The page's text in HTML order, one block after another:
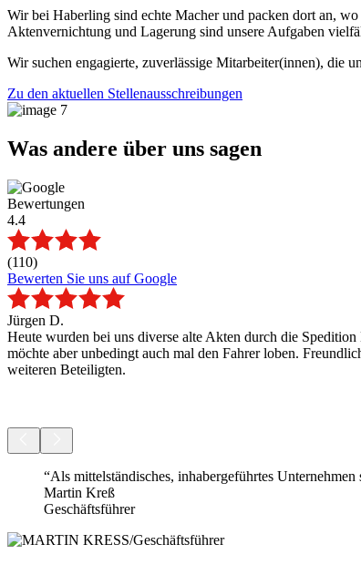
Wir bei Haberling sind echte Macher und packen dort an,
Aktenvernichtung und Lagerung sind unsere Aufgaben
Wir suchen engagierte, zuverlässige Mitarbeiter(innen), die
Zu den aktuellen Stellenausschreibungen
Was andere über uns sagen
Bewertungen
4.4
(110)
Bewerten Sie uns auf Google
Jürgen D.
Heute wurden bei uns diverse alte Akten durch die
möchte aber unbedingt auch mal den Fahrer loben.
weiteren Beteiligten.
“Als mittelständisches, inhabergeführtes
Martin Kreß
Geschäftsführer